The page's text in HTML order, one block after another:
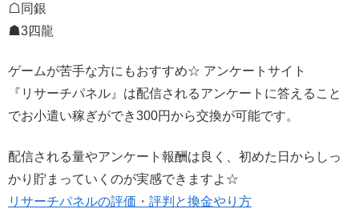
☖同銀
☗3四龍
ゲームが苦手な方にもおすすめ☆ アンケートサイト
『リサーチパネル』は配信されるアンケートに答えること
でお小遣い稼ぎができ300円から交換が可能です。
配信される量やアンケート報酬は良く、初めた日からしっ
かり貯まっていくのが実感できますよ☆
リサーチパネルの評価・評判と換金やり方